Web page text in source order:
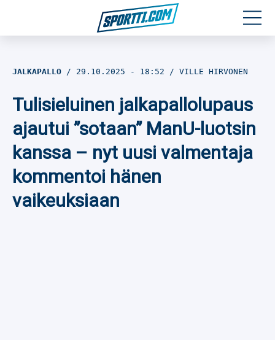
Jalkapallo
Yleisurheilu
Talviurheilu
JALKAPALLO 29.10.2025 - 18:52 VILLE HIRVONEN
Tulisieluinen jalkapallolupaus
ajautui ”sotaan” ManU-luotsin
kanssa – nyt uusi valmentaja
kommentoi hänen
vaikeuksiaan